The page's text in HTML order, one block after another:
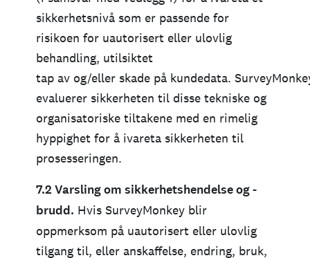
sikkerhetsnivå som er passende for
risikoen for uautorisert eller ulovlig
behandling, utilsiktet
tap av og/eller skade på kundedata.
evaluerer sikkerheten til disse tekniske og
organisatoriske tiltakene med en rimelig
hyppighet for å ivareta sikkerheten til
prosesseringen.
7.2 Varsling om sikkerhetshendelse og -
brudd. Hvis SurveyMonkey blir
oppmerksom på uautorisert eller ulovlig
tilgang til, eller anskaffelse, endring, bruk,